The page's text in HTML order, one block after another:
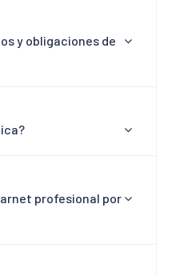
y obligaciones de
profesional por